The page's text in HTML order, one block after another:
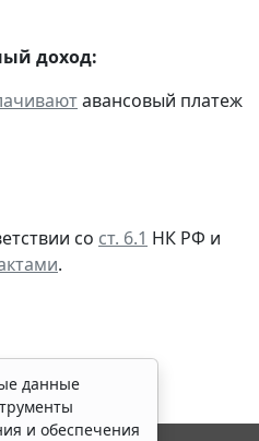
доход:
авансовый платеж
со ст. 6.1 НК РФ и
.
данные
и обеспечения